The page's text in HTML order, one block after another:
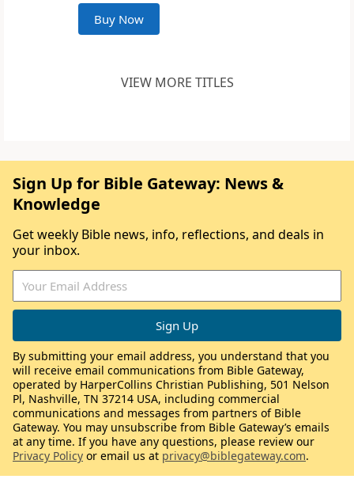
Buy Now
VIEW MORE TITLES
Sign Up for Bible Gateway: News &
Knowledge
Get weekly Bible news, info, reflections, and deals in
your inbox.
By submitting your email address, you understand that you
will receive email communications from Bible Gateway,
operated by HarperCollins Christian Publishing, 501 Nelson
Pl, Nashville, TN 37214 USA, including commercial
communications and messages from partners of Bible
Gateway. You may unsubscribe from Bible Gateway’s emails
at any time. If you have any questions, please review our
Privacy Policy or email us at privacy@biblegateway.com.